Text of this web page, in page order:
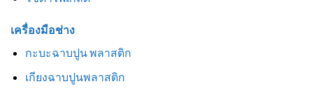
เครื่องมือช่าง
กะบะฉาบปูน พลาสติก
เกียงฉาบปูนพลาสติก